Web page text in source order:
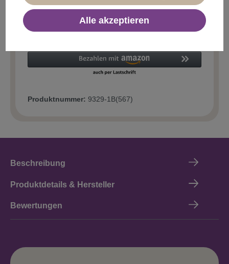
In den Warenkorb
Produktnummer: 9329-1B(567)
Beschreibung
Produktdetails & Hersteller
Bewertungen
Alle akzeptieren